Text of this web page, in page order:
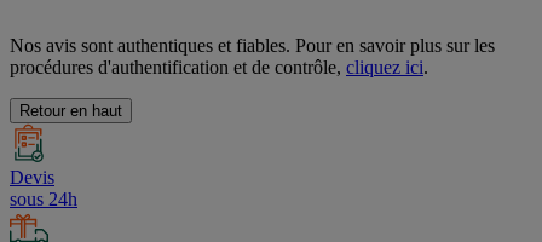
Nos avis sont authentiques et fiables. Pour en savoir plus sur les
procédures d'authentification et de contrôle, cliquez ici.
Retour en haut
Devis
sous 24h